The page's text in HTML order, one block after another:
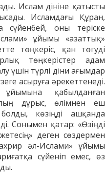
Ислам дініне қатысты
Исламдағы Құран,
сүйенбей, оны теріске
ұйымы «азаттық»
төңкеріс, қан төгуді
төңкерістер адам
үшін түрлі діни ағымдар
асыруға әрекеттенеді.
қабылданған
дұрыс, өлімнен еш
көзіңді ашқанда
Сонымен қатар: «Өзіңді
деген сөздермен
әл-Ислами» ұйымы
сүйеніп емес, өз